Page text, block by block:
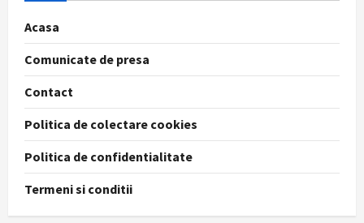
Acasa
Comunicate de presa
Contact
Politica de colectare cookies
Politica de confidentialitate
Termeni si conditii